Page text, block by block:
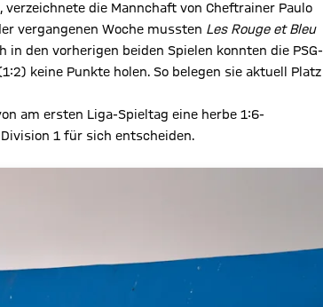
die Mannchaft von Cheftrainer Paulo
vergangenen Woche mussten Les Rouge et Bleu
den vorherigen beiden Spielen konnten die PSG-
keine Punkte holen. So belegen sie aktuell Platz
am ersten Liga-Spieltag eine herbe 1:6-
1 für sich entscheiden.